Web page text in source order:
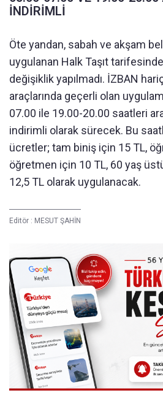
İNDİRİMLİ
Öte yandan, sabah ve akşam
uygulanan Halk Taşıt
değişiklik yapılmadı. İZBAN
araçlarında geçerli olan
07.00 ile 19.00-20.00 saatleri
indirimli olarak sürecek. Bu
ücretler; tam biniş için 15 TL,
öğretmen için 10 TL, 60 yaş
12,5 TL olarak uygulanacak.
Editör : MESUT ŞAHİN